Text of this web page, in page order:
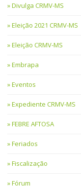
Divulga CRMV-MS
Eleição 2021 CRMV-MS
Eleição CRMV-MS
Embrapa
Eventos
Expediente CRMV-MS
FEBRE AFTOSA
Feriados
Fiscalização
Fórum